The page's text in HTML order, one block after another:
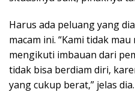
Harus ada peluang yang
macam ini. “Kami tidak
mengikuti imbauan dari
tidak bisa berdiam diri,
yang cukup berat,” jelas dia.